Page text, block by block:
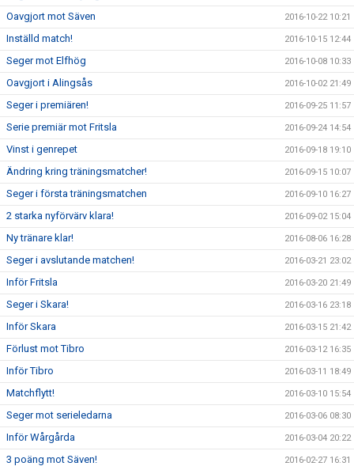
Oavgjort mot Säven 2016-10-22 10:21
Inställd match! 2016-10-15 12:44
Seger mot Elfhög 2016-10-08 10:33
Oavgjort i Alingsås 2016-10-02 21:49
Seger i premiären! 2016-09-25 11:57
Serie premiär mot Fritsla 2016-09-24 14:54
Vinst i genrepet 2016-09-18 19:10
Ändring kring träningsmatcher! 2016-09-15 10:07
Seger i första träningsmatchen 2016-09-10 16:27
2 starka nyförvärv klara! 2016-09-02 15:04
Ny tränare klar! 2016-08-06 16:28
Seger i avslutande matchen! 2016-03-21 23:02
Inför Fritsla 2016-03-20 21:49
Seger i Skara! 2016-03-16 23:18
Inför Skara 2016-03-15 21:42
Förlust mot Tibro 2016-03-12 16:35
Inför Tibro 2016-03-11 18:49
Matchflytt! 2016-03-10 15:54
Seger mot serieledarna 2016-03-06 08:30
Inför Wårgårda 2016-03-04 20:22
3 poäng mot Säven! 2016-02-27 16:31